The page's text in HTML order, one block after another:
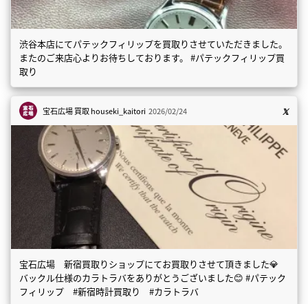
渋谷本店にてパテックフィリップを買取りさせていただきました。
またのご来店心よりお待ちしております。 #パテックフィリップ買
取り
宝石広場 買取houseki_kaitori 2026/02/24
宝石広場 新宿買取りショップにてお買取りさせて頂きました💎
バックル仕様のカラトラバをありがとうございました😊 #パテック
フィリップ #新宿時計買取り #カラトラバ